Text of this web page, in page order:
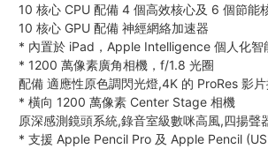
10 核心 CPU 配備 4 個高效核心及 6 個節能
10 核心 GPU 配備 神經網絡加速器
* 內置於 iPad，Apple Intelligence 個人化智
* 1200 萬像素廣角相機，f/1.8 光圈
配備 適應性原色調閃光燈,4K 的 ProRes 影
* 橫向 1200 萬像素 Center Stage 相機
原深感測鏡頭系統,錄音室級數咪高風,四揚聲
* 支援 Apple Pencil Pro 及 Apple Pencil